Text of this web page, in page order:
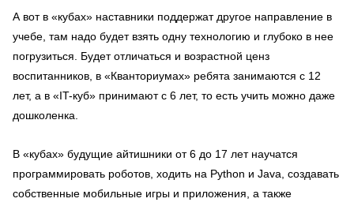
А вот в «кубах» наставники поддержат другое направление в
учебе, там надо будет взять одну технологию и глубоко в нее
погрузиться. Будет отличаться и возрастной ценз
воспитанников, в «Кванториумах» ребята занимаются с 12
лет, а в «IT-куб» принимают с 6 лет, то есть учить можно даже
дошколенка.
В «кубах» будущие айтишники от 6 до 17 лет научатся
программировать роботов, ходить на Python и Java, создавать
собственные мобильные игры и приложения, а также